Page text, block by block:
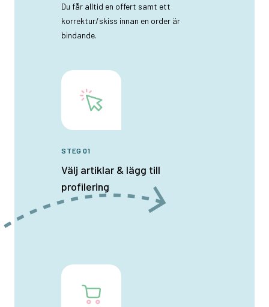
Du får alltid en offert samt ett
korrektur/skiss innan en order är
bindande.
STEG 01
Välj artiklar & lägg till
profilering